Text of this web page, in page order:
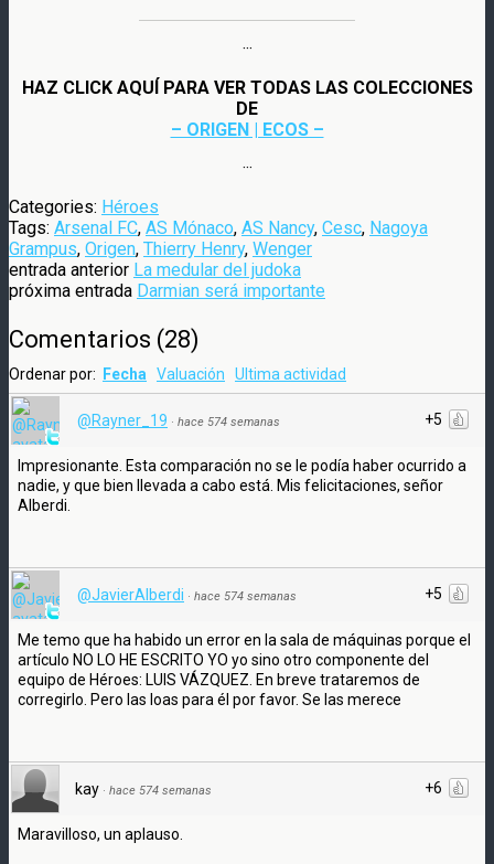
···
HAZ CLICK AQUÍ PARA VER TODAS LAS COLECCIONES
DE
– ORIGEN | ECOS –
···
Categories: Héroes
Tags: Arsenal FC, AS Mónaco, AS Nancy, Cesc, Nagoya
Grampus, Origen, Thierry Henry, Wenger
entrada anterior La medular del judoka
próxima entrada Darmian será importante
Comentarios (28)
Ordenar por: Fecha Valuación Ultima actividad
+5
@Rayner_19 · hace 574 semanas
Impresionante. Esta comparación no se le podía haber ocurrido a
nadie, y que bien llevada a cabo está. Mis felicitaciones, señor
Alberdi.
+5
@JavierAlberdi · hace 574 semanas
Me temo que ha habido un error en la sala de máquinas porque el
artículo NO LO HE ESCRITO YO yo sino otro componente del
equipo de Héroes: LUIS VÁZQUEZ. En breve trataremos de
corregirlo. Pero las loas para él por favor. Se las merece
+6
kay · hace 574 semanas
Maravilloso, un aplauso.